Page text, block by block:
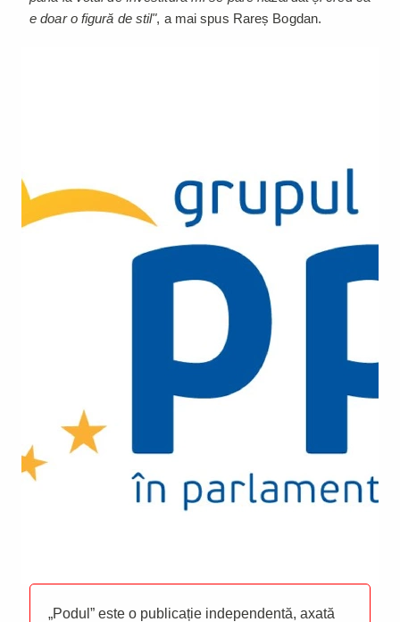
e doar o figură de stil", a mai spus Rareș Bogdan.
„Podul” este o publicație independentă, axată